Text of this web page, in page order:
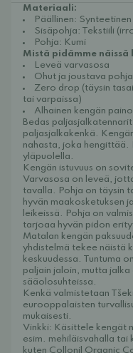
Materiaali:
Päällinen: Synteetinen
Sisäpohja: Tekstiili
Pohja: Kumi
Mistä pidämme näissä
Leveä varvasosa
Ohut ja joustava pohja
Zero drop (täysin
tai varpaissa)
Alhainen kengän paino
Bedas
paljasjalkakenkä.
nahasta, joka hengittää.
yläpuolella.
Kengän istuvuus on
Varvasosa on leveä,
tavalla. Pohja on täysin
hyvän maakosketuksen
leikeissä. Pohja on
tarjoaa hyvän pidon
Matalan kengän
yhdistelmä tekee näistä
keskuudessa. Tuntuma
paljain jaloin, mutta jalka
sääolosuhteissa.
Kenkä valmistetaan
eurooppalaisten
mukaisesti.
Vinkki: Käsittele kengät
esim. mehiläisvahalla tai
kuten Collonil Organic